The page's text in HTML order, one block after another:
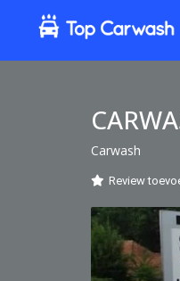
Carwash
Review